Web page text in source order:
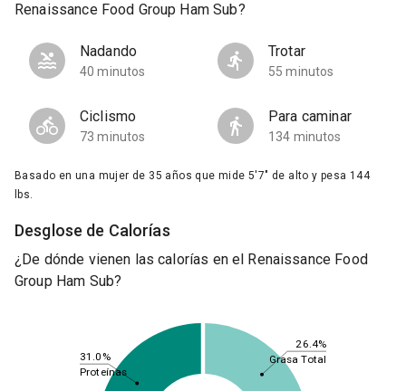
Renaissance Food Group Ham Sub?
Nadando
40 minutos
Trotar
55 minutos
Ciclismo
73 minutos
Para caminar
134 minutos
Basado en una mujer de 35 años que mide 5'7" de alto y pesa 144
lbs.
Desglose de Calorías
¿De dónde vienen las calorías en el Renaissance Food
Group Ham Sub?
26.4%
31.0%
Grasa Total
Proteínas